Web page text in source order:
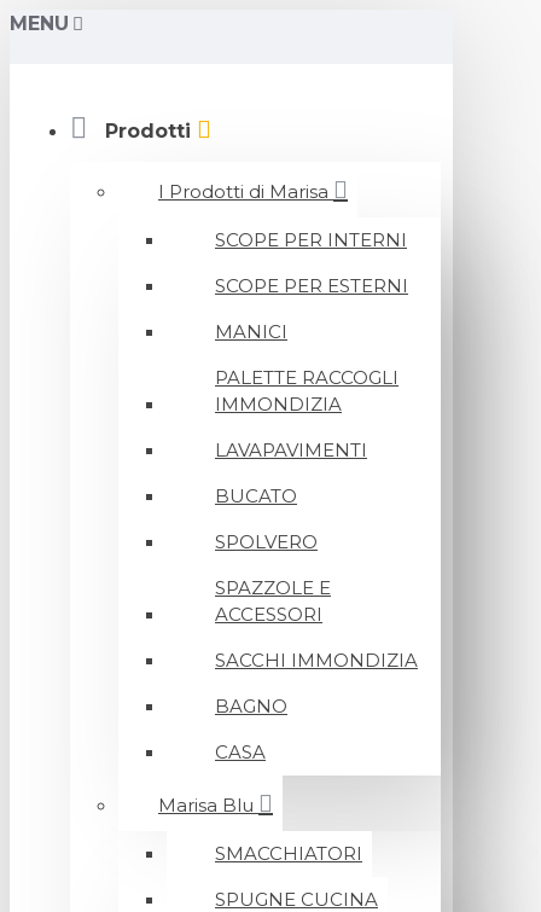
MENU
Prodotti
I Prodotti di Marisa
SCOPE PER INTERNI
SCOPE PER ESTERNI
MANICI
PALETTE RACCOGLI
IMMONDIZIA
LAVAPAVIMENTI
BUCATO
SPOLVERO
SPAZZOLE E
ACCESSORI
SACCHI IMMONDIZIA
BAGNO
CASA
Marisa Blu
SMACCHIATORI
SPUGNE CUCINA